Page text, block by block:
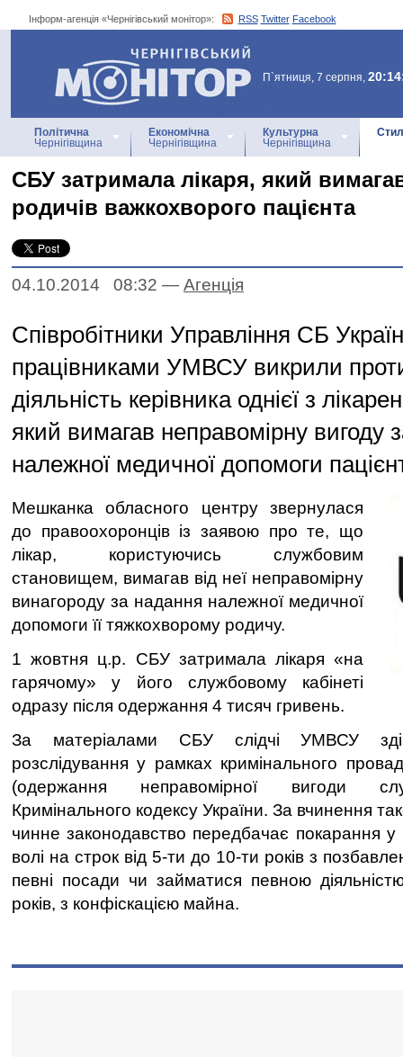
Інформ-агенція «Чернігівський монітор»: RSS Twitter Facebook
Інформ-агенція
«Чернігівський монітор»
П`ятниця, 7 серпня,
Політична
Чернігівщина
Економічна
Чернігівщина
Культурна
Чернігівщина
СБУ затримала лікаря, який
родичів важкохворого пацієнта
04.10.2014 08:32 — Агенцiя
Співробітники Управління СБ
працівниками УМВСУ викрили
діяльність керівника однієї з
який вимагав неправомірну вигоду
належної медичної допомоги
Мешканка обласного центру звернулася
до правоохоронців із заявою про те, що
лікар, користуючись службовим
становищем, вимагав від неї неправомірну
винагороду за надання належної медичної
допомоги її тяжкохворому родичу.
1 жовтня ц.р. СБУ затримала лікаря «на
гарячому» у його службовому кабінеті
одразу після одержання 4 тисяч гривень.
За матеріалами СБУ слідчі УМВСУ
розслідування у рамках кримінального
(одержання неправомірної вигоди
Кримінального кодексу України. За вчинення
чинне законодавство передбачає покарання у
волі на строк від 5-ти до 10-ти років з
певні посади чи займатися певною
років, з конфіскацією майна.